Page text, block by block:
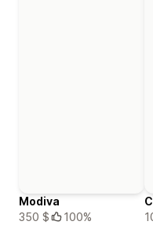
Modiva
350 $
100%